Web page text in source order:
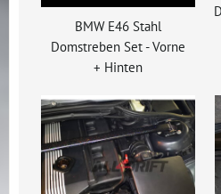
BMW E46 Stahl
Domstreben Set - Vorne
+ Hinten